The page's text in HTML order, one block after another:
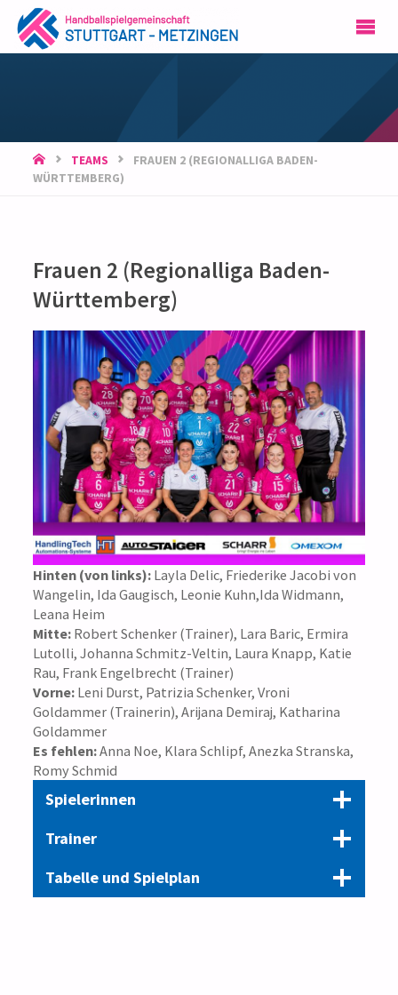
STARTTEAMS
FRAUEN 2 (REGIONALLIGA BADEN-
WÜRTTEMBERG)
Frauen 2 (Regionalliga Baden-
Württemberg)
Hinten (von links):Layla Delic, Friederike Jacobi von
Wangelin, Ida Gaugisch, Leonie Kuhn,Ida Widmann,
Leana Heim
Mitte:Robert Schenker (Trainer), Lara Baric, Ermira
Lutolli, Johanna Schmitz-Veltin, Laura Knapp, Katie
Rau, Frank Engelbrecht (Trainer)
Vorne:Leni Durst, Patrizia Schenker, Vroni
Goldammer (Trainerin), Arijana Demiraj, Katharina
Goldammer
Es fehlen:Anna Noe, Klara Schlipf, Anezka Stranska,
Romy Schmid
Spielerinnen
Trainer
Tabelle und Spielplan